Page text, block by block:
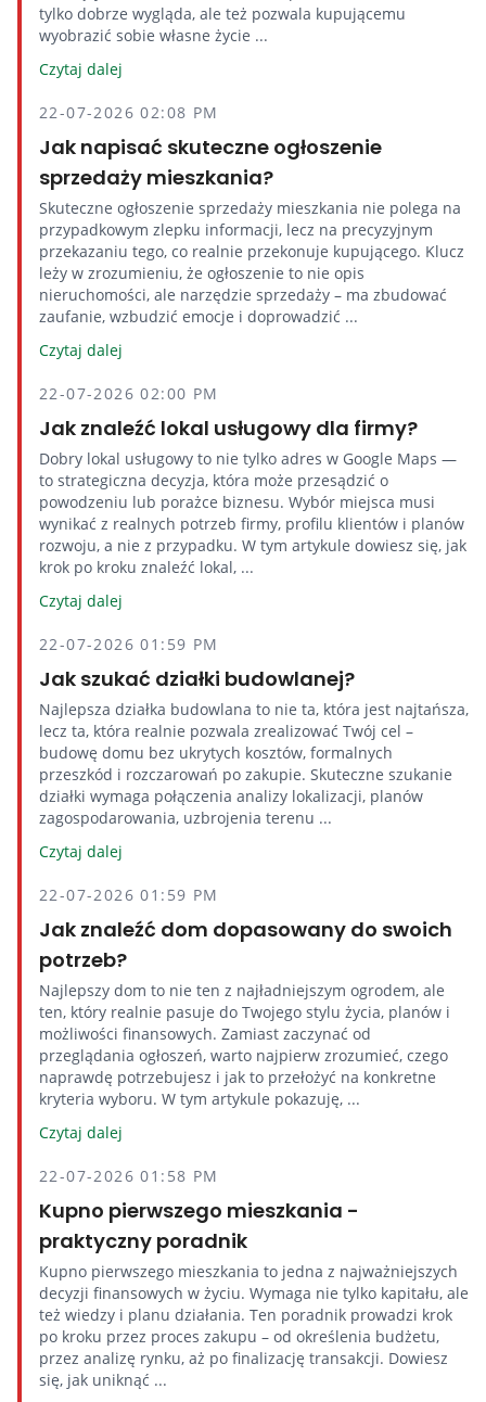
tylko dobrze wygląda, ale też pozwala kupującemu
wyobrazić sobie własne życie ...
Czytaj dalej
22-07-2026 02:08 PM
Jak napisać skuteczne ogłoszenie
sprzedaży mieszkania?
Skuteczne ogłoszenie sprzedaży mieszkania nie polega na
przypadkowym zlepku informacji, lecz na precyzyjnym
przekazaniu tego, co realnie przekonuje kupującego. Klucz
leży w zrozumieniu, że ogłoszenie to nie opis
nieruchomości, ale narzędzie sprzedaży – ma zbudować
zaufanie, wzbudzić emocje i doprowadzić ...
Czytaj dalej
22-07-2026 02:00 PM
Jak znaleźć lokal usługowy dla firmy?
Dobry lokal usługowy to nie tylko adres w Google Maps —
to strategiczna decyzja, która może przesądzić o
powodzeniu lub porażce biznesu. Wybór miejsca musi
wynikać z realnych potrzeb firmy, profilu klientów i planów
rozwoju, a nie z przypadku. W tym artykule dowiesz się, jak
krok po kroku znaleźć lokal, ...
Czytaj dalej
22-07-2026 01:59 PM
Jak szukać działki budowlanej?
Najlepsza działka budowlana to nie ta, która jest najtańsza,
lecz ta, która realnie pozwala zrealizować Twój cel –
budowę domu bez ukrytych kosztów, formalnych
przeszkód i rozczarowań po zakupie. Skuteczne szukanie
działki wymaga połączenia analizy lokalizacji, planów
zagospodarowania, uzbrojenia terenu ...
Czytaj dalej
22-07-2026 01:59 PM
Jak znaleźć dom dopasowany do swoich
potrzeb?
Najlepszy dom to nie ten z najładniejszym ogrodem, ale
ten, który realnie pasuje do Twojego stylu życia, planów i
możliwości finansowych. Zamiast zaczynać od
przeglądania ogłoszeń, warto najpierw zrozumieć, czego
naprawdę potrzebujesz i jak to przełożyć na konkretne
kryteria wyboru. W tym artykule pokazuję, ...
Czytaj dalej
22-07-2026 01:58 PM
Kupno pierwszego mieszkania -
praktyczny poradnik
Kupno pierwszego mieszkania to jedna z najważniejszych
decyzji finansowych w życiu. Wymaga nie tylko kapitału, ale
też wiedzy i planu działania. Ten poradnik prowadzi krok
po kroku przez proces zakupu – od określenia budżetu,
przez analizę rynku, aż po finalizację transakcji. Dowiesz
się, jak uniknąć ...